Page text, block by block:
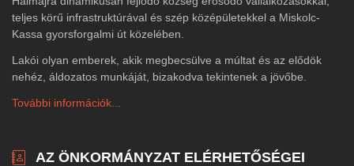
teljes körű infrastruktúrával és szép középületekkel a Miskolc-
Kassa gyorsforgalmi út közelében.
Lakói olyan emberek, akik megbecsülve a múltat és az elődök
nehéz, áldozatos munkáját, bizakodva tekintenek a jövőbe.
További információk...
AZ ÖNKORMÁNYZAT ELÉRHETŐSÉGEI